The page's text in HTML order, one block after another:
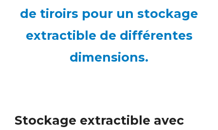
de tiroirs pour un stockage
extractible de différentes
dimensions.
Stockage extractible avec